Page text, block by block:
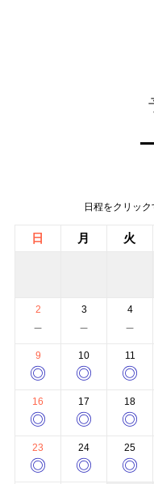
日程をクリッ
日 月 火
2
－
3
－
4
－
9
◎
10
◎
11
◎
16
◎
17
◎
18
◎
23
◎
24
◎
25
◎